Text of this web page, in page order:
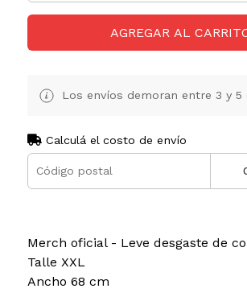
AGREGAR AL
Los envíos demoran entre 3 y 5
Calculá el costo de envío
Merch oficial - Leve desgaste de
Talle XXL
Ancho 68 cm